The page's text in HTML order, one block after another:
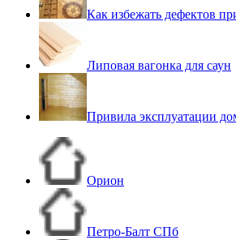
Как избежать дефектов
Липовая вагонка для саун
Привила эксплуатации
Орион
Петро-Балт СПб